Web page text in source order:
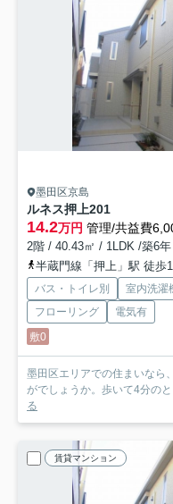
墨田区京島
ルネス押上201
14.2万円 管理/共益費
2階 / 40.43㎡ / 1LDK /築6年
半蔵門線「押上」駅 徒歩
バス・トイレ別 室内洗濯
フローリング
電気有
敷0
墨田区エリアでの住まいなら
がでしょうか。歩いて4分の
る
賃貸マンション